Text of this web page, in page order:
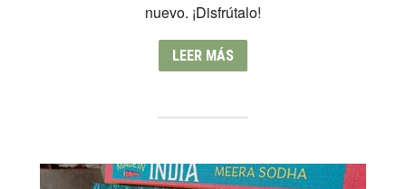
nuevo. ¡Disfrútalo!
LEER MÁS